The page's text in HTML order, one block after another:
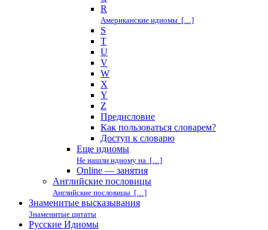
R
Американские идиомы […]
S
T
U
V
W
X
Y
Z
Предисловие
Как пользоваться словарем?
Доступ к словарю
Еще идиомы
Не нашли идиому на […]
Online — занятия
Английские пословицы
Английские пословицы […]
Знаменитые высказывания
Знаменитые цитаты
Русские Идиомы